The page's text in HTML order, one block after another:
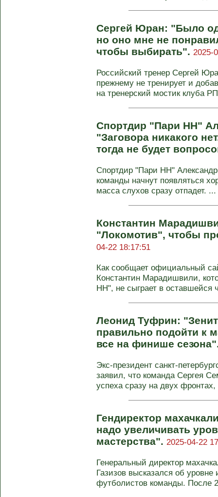
Сергей Юран: "Было
но оно мне не
чтобы выбирать". 2025-
Российский тренер Сергей
прежнему не тренирует и
на тренерский мостик клуба
Спортдир "Пари НН"
"Заговора никакого
тогда не будет
Спортдир "Пари НН"
команды начнут появляться
масса слухов сразу отпадет. ...
Константин
"Локомотив", чтобы
04-22 18:17:51
Как сообщает официальный
Константин Марадишвили,
НН", не сыграет в оставшейся
Леонид Туфрин:
правильно подойти к
все на финише
Экс-президент санкт-
заявил, что команда Сергея
успеха сразу на двух фронтах,
Гендиректор
надо увеличивать
мастерства". 2025-04-22
Генеральный директор
Газизов высказался об
футболистов команды. После